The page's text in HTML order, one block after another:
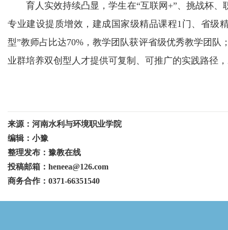
育人实效持续凸显，学生在“互联网+”、挑战杯、
专业建设提质增效，建成国家级精品课程1门、省级
型”教师占比达70%，教学团队获评省级优秀教学团
业群培养双创型人才提供可复制、可推广的实践路径
来源：河南水利与环境职业学院
编辑：小豫
整理发布：豫教在线
投稿邮箱：heneea@126.com
商务合作：0371-66351540